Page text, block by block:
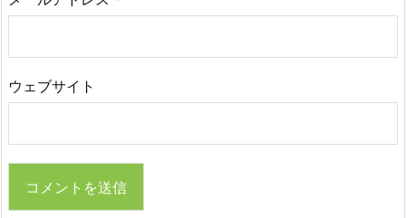
ウェブサイト